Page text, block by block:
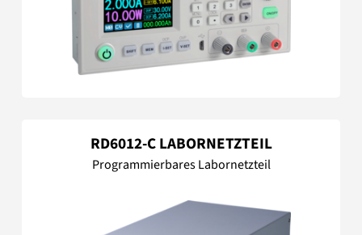
RD6012-C LABORNETZTEIL
Programmierbares Labornetzteil